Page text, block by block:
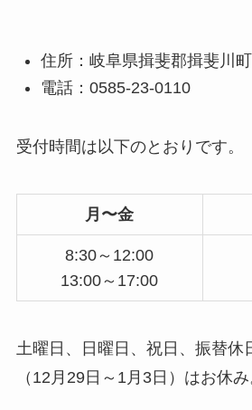
住所：岐阜県揖斐郡揖斐川
電話：0585-23-0110
受付時間は以下のとおりです。
月〜金
8:30～12:00
13:00～17:00
土曜日、日曜日、祝日、振替休
（12月29日～1月3日）はお休み